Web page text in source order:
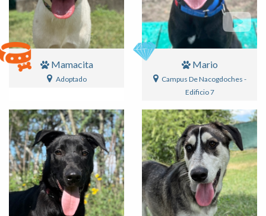
Mamacita
Adoptado
Mario
Campus De Nacogdoches -
Edificio 7